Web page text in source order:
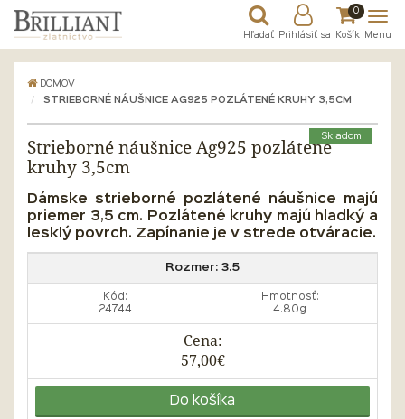
Hľadať Prihlásiť sa
0
Košík Menu
DOMOV
STRIEBORNÉ NÁUŠNICE AG925 POZLÁTENÉ KRUHY 3,5CM
Skladom
Strieborné náušnice Ag925 pozlátené
kruhy 3,5cm
Dámske strieborné pozlátené náušnice majú
priemer 3,5 cm. Pozlátené kruhy majú hladký a
lesklý povrch. Zapínanie je v strede otváracie.
Rozmer: 3.5
Kód:
24744
Hmotnosť:
4.80g
Cena:
57,00€
Do košíka